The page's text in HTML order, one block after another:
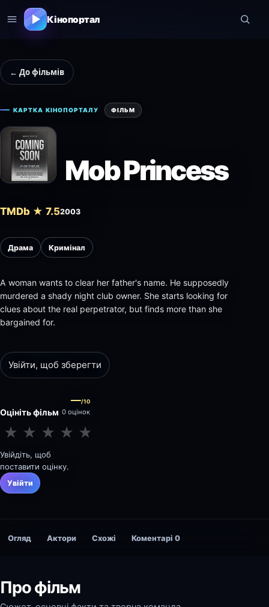
Кінопортал
← До фільмів
КАРТКА КІНОПОРТАЛУ ФІЛЬМ
Mob Princess
TMDb ★ 7.52003
Драма Кримінал
A woman wants to clear her father's name. He supposedly
murdered a shady night club owner. She starts looking for
clues about the real perpetrator, but finds more than she
bargained for.
Увійти, щоб зберегти
Оцініть фільм
—/10
0 оцінок
★ ★ ★ ★ ★
Увійдіть, щоб
поставити оцінку.
Увійти
Огляд Актори Схожі Коментарі 0
Про фільм